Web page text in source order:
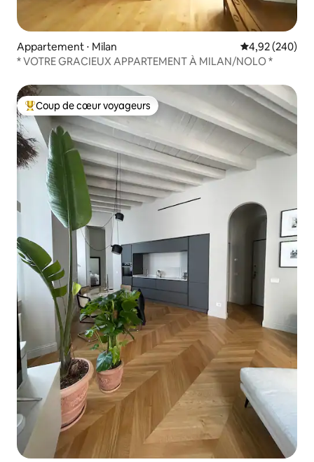
Appartement ⋅ Milan Évaluation
4,92 (240)
* VOTRE GRACIEUX APPARTEMENT À MILAN/NOLO *
Coups de cœur voyageurs les plus appréciés
Coup de cœur voyageurs